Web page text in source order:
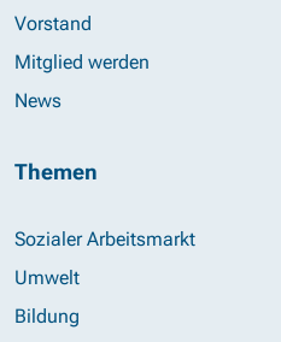
Vorstand
Mitglied werden
News
Themen
Sozialer Arbeitsmarkt
Umwelt
Bildung